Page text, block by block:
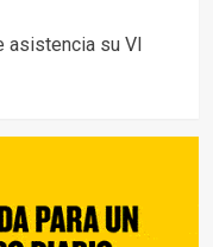
asistencia su VI